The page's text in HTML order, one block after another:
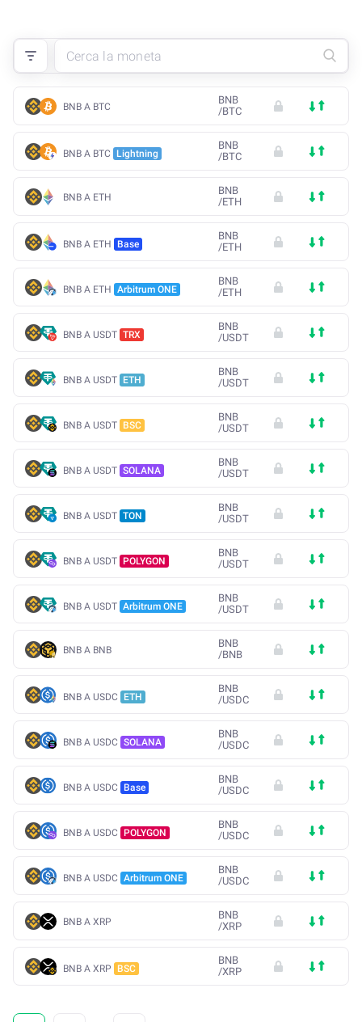
BNB A BTC
BNB
/BTC
BNB A BTC Lightning
BNB
/BTC
BNB A ETH
BNB
/ETH
BNB A ETH Base
BNB
/ETH
BNB A ETH Arbitrum ONE
BNB
/ETH
BNB A USDT TRX
BNB
/USDT
BNB A USDT ETH
BNB
/USDT
BNB A USDT BSC
BNB
/USDT
BNB A USDT SOLANA
BNB
/USDT
BNB A USDT TON
BNB
/USDT
BNB A USDT POLYGON
BNB
/USDT
BNB A USDT Arbitrum ONE
BNB
/USDT
BNB A BNB
BNB
/BNB
BNB A USDC ETH
BNB
/USDC
BNB A USDC SOLANA
BNB
/USDC
BNB A USDC Base
BNB
/USDC
BNB A USDC POLYGON
BNB
/USDC
BNB A USDC Arbitrum ONE
BNB
/USDC
BNB A XRP
BNB
/XRP
BNB A XRP BSC
BNB
/XRP